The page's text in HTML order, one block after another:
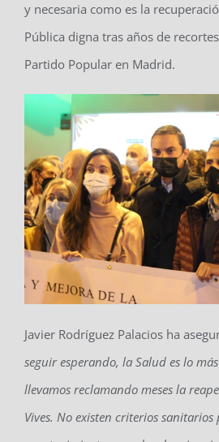
y necesaria como es la
Pública digna tras años de
Partido Popular en Madrid.
Javier Rodríguez Palacios ha
seguir esperando, la Salud es lo
llevamos reclamando meses la
Vives. No existen criterios sanitarios